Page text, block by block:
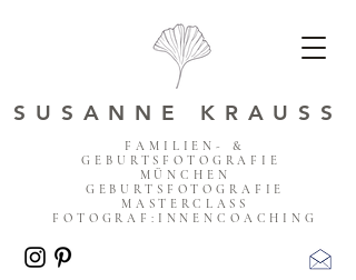
FAMILIEN- &
GEBURTSFOTOGRAFIE
MÜNCHEN
GEBURTSFOTOGRAFIE
MASTERCLASS
FOTOGRAF:INNENCOACHING
SUSANNE KRAUSS